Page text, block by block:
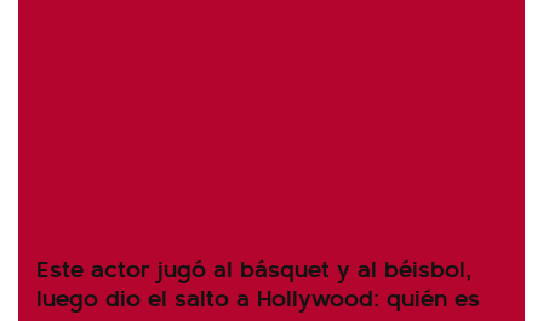
Este actor jugó al básquet y al béisbol,
luego dio el salto a Hollywood: quién es